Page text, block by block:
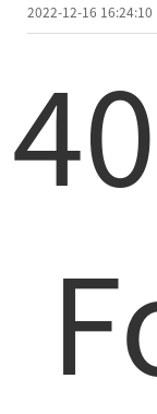
2022-12-16 16:24:10